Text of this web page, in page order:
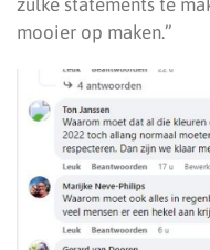
zulke statements te
mooier op maken.”